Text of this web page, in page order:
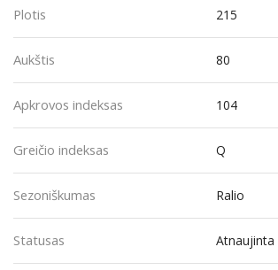
Plotis 215
Aukštis 80
Apkrovos indeksas 104
Greičio indeksas Q
Sezoniškumas Ralio
Statusas Atnaujinta